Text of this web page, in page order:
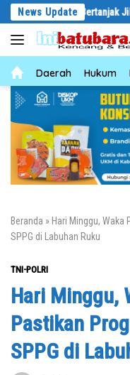
Langsung
konten
News Update
Bertanjak Jilid 7 Tahun
NewsDaerah Hukum
Beranda » Hari Minggu,
SPPG di Labuhan Ruku
TNI-POLRI
Hari Minggu,
Pastikan
SPPG di